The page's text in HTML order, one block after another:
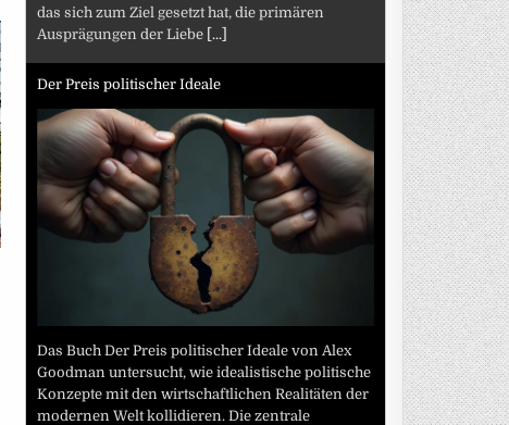
das sich zum Ziel gesetzt hat, die primären
Ausprägungen der Liebe [...]
Der Preis politischer Ideale
Das Buch Der Preis politischer Ideale von Alex
Goodman untersucht, wie idealistische politische
Konzepte mit den wirtschaftlichen Realitäten der
modernen Welt kollidieren. Die zentrale